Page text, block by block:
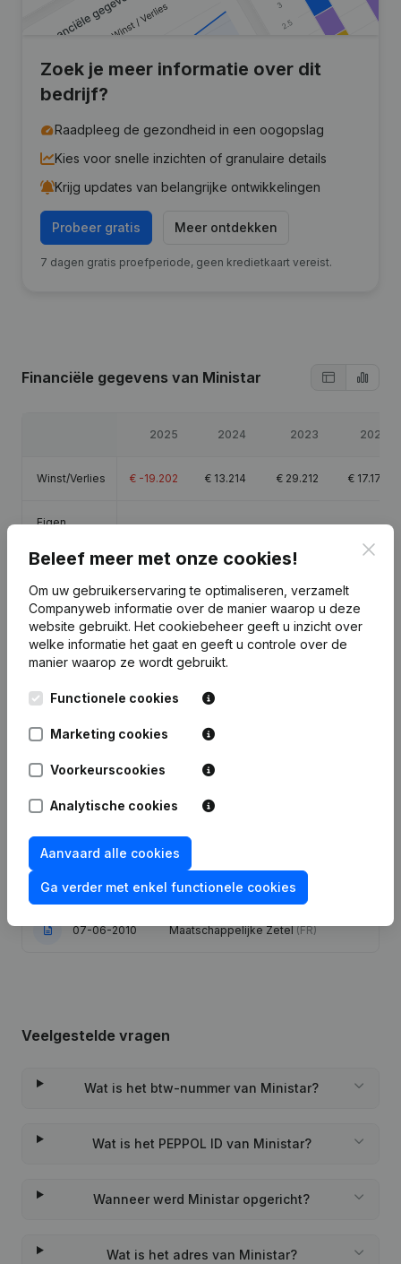
Zoek je meer informatie over dit
bedrijf?
Raadpleeg de gezondheid in een oogopslag
Kies voor snelle inzichten of granulaire details
Krijg updates van belangrijke ontwikkelingen
Probeer gratis Meer ontdekken
7 dagen gratis proefperiode, geen kredietkaart vereist.
Financiële gegevens van Ministar
2025 2024 2023 2022
Winst/Verlies € -19.202 € 13.214 € 29.212 € 17.176
Eigen
134.751
Personeel 1,4 1 1
Publicatiesvan Ministar
13-06-2023
Ontslagnemingen, Benoemingen
10-02-2012 Ontslagnemingen, Benoemingen
07-06-2010 Maatschappelijke Zetel(FR)
Veelgestelde vragen
Wat is het btw-nummer van Ministar?
Wat is het PEPPOL ID van Ministar?
Wanneer werd Ministar opgericht?
Wat is het adres van Ministar?
Beleef meer met onze cookies!
Om uw gebruikerservaring te optimaliseren, verzamelt
Companyweb informatie over de manier waarop u deze
website gebruikt. Het cookiebeheer geeft u inzicht over
welke informatie het gaat en geeft u controle over de
manier waarop ze wordt gebruikt.
Functionele cookies
Marketing cookies
Voorkeurscookies
Analytische cookies
Aanvaard alle cookies
Ga verder met enkel functionele cookies